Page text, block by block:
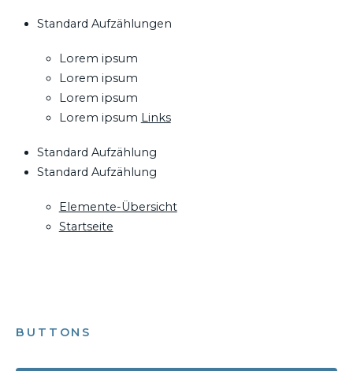
Standard Aufzählungen
Lorem ipsum
Lorem ipsum
Lorem ipsum
Lorem ipsum Links
Standard Aufzählung
Standard Aufzählung
Elemente-Übersicht
Startseite
BUTTONS